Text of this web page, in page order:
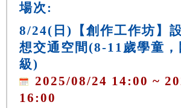
場次:
8/24(日)【創作工作坊】
想交通空間(8-11歲學童
級)
2025/08/24 14:00 ~
16:00